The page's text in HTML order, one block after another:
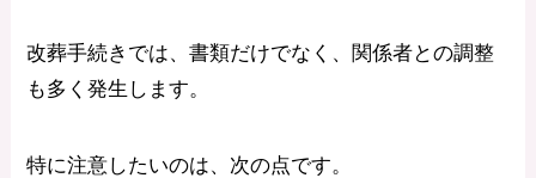
改葬手続きでは、書類だけでなく、関係者との調整
も多く発生します。
特に注意したいのは、次の点です。